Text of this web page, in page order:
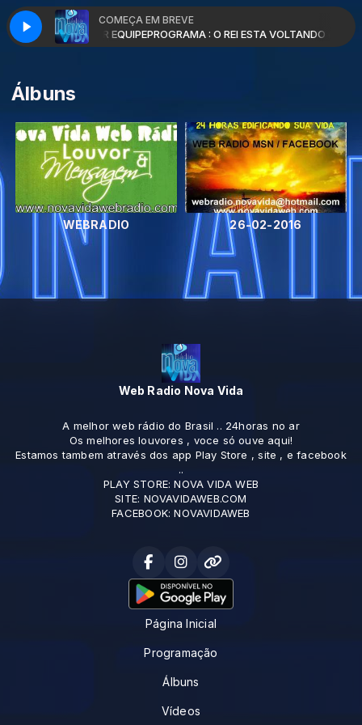
COMEÇA EM BREVE
PR JOSE VITOR EQUIPEPROGRAMA : O REI ESTA VOLTANDO com PR
Álbuns
WEBRADIO 26-02-2016
Web Radio Nova Vida
A melhor web rádio do Brasil .. 24horas no ar
Os melhores louvores , voce só ouve aqui!
Estamos tambem através dos app Play Store , site , e facebook
..
PLAY STORE: NOVA VIDA WEB
SITE: NOVAVIDAWEB.COM
FACEBOOK: NOVAVIDAWEB
Página Inicial
Programação
Álbuns
Vídeos